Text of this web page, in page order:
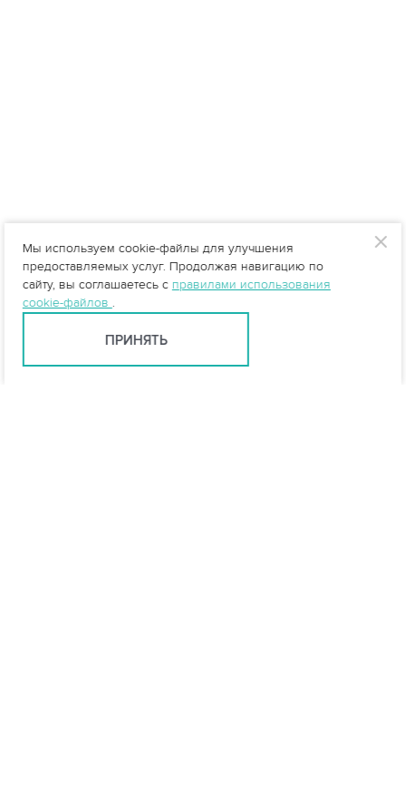
Мы используем cookie-файлы для улучшения
предоставляемых услуг. Продолжая навигацию по
сайту, вы соглашаетесь с правилами использования
cookie-файлов .
ПРИНЯТЬ